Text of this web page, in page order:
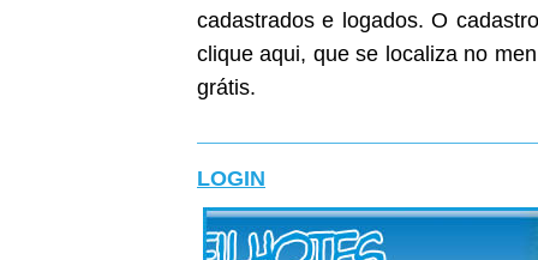
cadastrados e logados. O
clique aqui, que se localiza no
grátis.
LOGIN